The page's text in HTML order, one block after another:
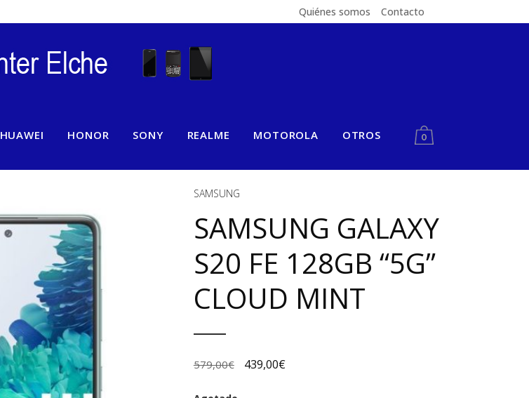
Quiénes somos Contacto
HUAWEI HONOR SONY REALME MOTOROLA OTROS 0
SAMSUNG
SAMSUNG GALAXY
S20 FE 128GB “5G”
CLOUD MINT
579,00€ 439,00€